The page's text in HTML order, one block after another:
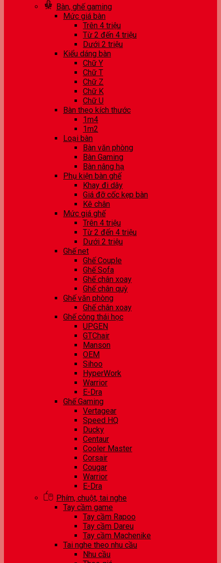
Bàn, ghế gaming
Mức giá bàn
Trên 4 triệu
Từ 2 đến 4 triệu
Dưới 2 triệu
Kiểu dáng bàn
Chữ Y
Chữ T
Chữ Z
Chữ K
Chữ U
Bàn theo kích thước
1m4
1m2
Loại bàn
Bàn văn phòng
Bàn Gaming
Bàn nâng hạ
Phụ kiện bàn ghế
Khay đi dây
Giá đỡ cốc kẹp bàn
Kê chân
Mức giá ghế
Trên 4 triệu
Từ 2 đến 4 triệu
Dưới 2 triệu
Ghế net
Ghế Couple
Ghế Sofa
Ghế chân xoay
Ghế chân quỳ
Ghế văn phòng
Ghế chân xoay
Ghế công thái học
UPGEN
GTChair
Manson
OEM
Sihoo
HyperWork
Warrior
E-Dra
Ghế Gaming
Vertagear
Speed HQ
Ducky
Centaur
Cooler Master
Corsair
Cougar
Warrior
E-Dra
Phím, chuột, tai nghe
Tay cầm game
Tay cầm Rapoo
Tay cầm Dareu
Tay cầm Machenike
Tai nghe theo nhu cầu
Nhu cầu